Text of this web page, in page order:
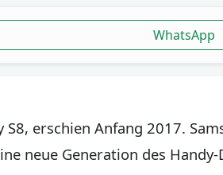
WhatsApp
S8, erschien Anfang 2017.
neue Generation des